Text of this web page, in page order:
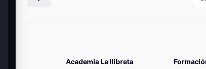
Academia La llibreta